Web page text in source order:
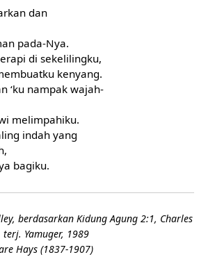
dan
pada-Nya.
di sekelilingku,
kenyang.
‘ku nampak wajah-
melimpahiku.
indah yang
bagiku.
berdasarkan Kidung Agung 2:1, Charles
Yamuger, 1989
Hays (1837-1907)